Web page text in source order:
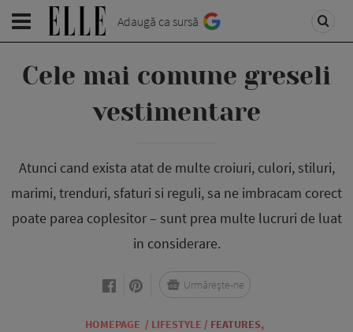
Adaugă ca sursă
Cele mai comune greseli
vestimentare
Atunci cand exista atat de multe croiuri, culori, stiluri,
marimi, trenduri, sfaturi si reguli, sa ne imbracam corect
poate parea coplesitor – sunt prea multe lucruri de luat
in considerare.
HOMEPAGE / LIFESTYLE / FEATURES,
Urmărește-ne